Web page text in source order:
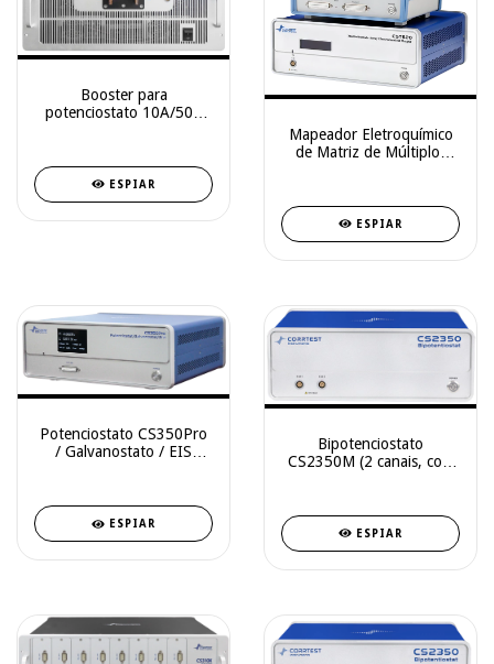
Booster para
potenciostato 10A/50V
ESPIAR
Mapeador Eletroquímico
de Matriz de Múltiplos
ESPIAR
Potenciostato CS350Pro
/ Galvanostato / EIS
ESPIAR
Bipotenciostato
CS2350M (2 canais, com
ESPIAR